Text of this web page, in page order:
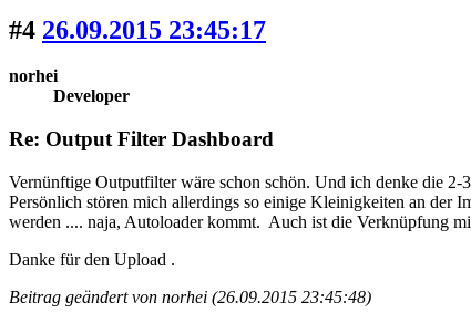
#4 26.09.2015 23:45:17
norhei
Developer
Re: Output Filter Dashboard
Vernünftige Outputfilter wäre schon schön. Und ich denke die 2-
Persönlich stören mich allerdings so einige Kleinigkeiten an der
werden .... naja, Autoloader kommt. Auch ist die Verknüpfung
Danke für den Upload .
Beitrag geändert von norhei (26.09.2015 23:45:48)